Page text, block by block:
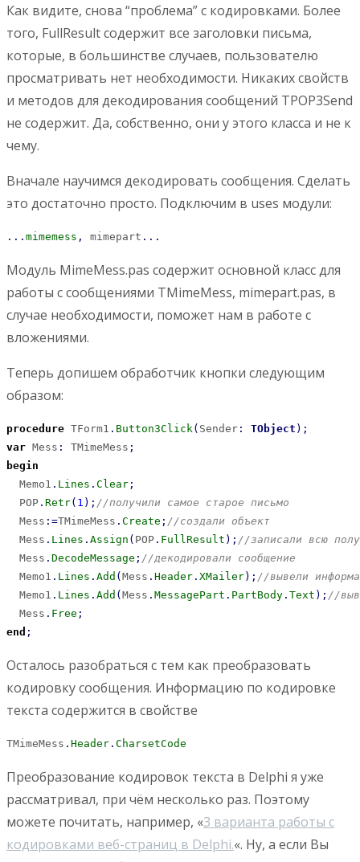
Как видите, снова “проблема” с кодировками. Более
того, FullResult содержит все заголовки письма,
которые, в большинстве случаев, пользователю
просматривать нет необходимости. Никаких свойств
и методов для декодирования сообщений TPOP3Send
не содержит. Да, собственно, они у этого класса и не к
чему.
Вначале научимся декодировать сообщения. Сделать
это достаточно просто. Подключим в uses модули:
... mimemess , mimepart ...
Модуль MimeMess.pas содержит основной класс для
работы с сообщениями TMimeMess, mimepart.pas, в
случае необходимости, поможет нам в работе с
вложениями.
Теперь допишем обработчик кнопки следующим
образом:
procedure TForm1 . Button3Click ( Sender : TObject ) ;
var Mess : TMimeMess ;
begin
  Memo1
. Lines . Clear ;
  POP
. Retr( 1 ) ; //получили самое старое письмо
  Mess
: =TMimeMess . Create ; //создали объект
  Mess
. Lines . Assign ( POP . FullResult ) ; //записали всю
  Mess
. DecodeMessage ; //декодировали сообщение
  Memo1
. Lines . Add ( Mess . Header . XMailer) ; //вывели
  Memo1
. Lines . Add ( Mess . MessagePart . PartBody . Text ) ; //
  Mess
. Free ;
end ;
Осталось разобраться с тем как преобразовать
кодировку сообщения. Информацию по кодировке
текста содержится в свойстве
TMimeMess . Header . CharsetCode
Преобразование кодировок текста в Delphi я уже
рассматривал, при чём несколько раз. Поэтому
можете почитать, например, «3 варианта работы с
кодировками веб-страниц в Delphi.«. Ну, а если Вы